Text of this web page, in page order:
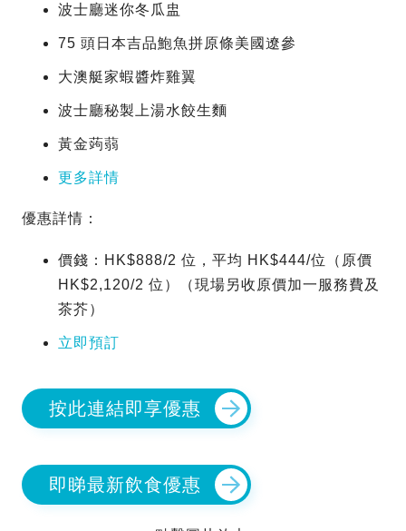
波士廳迷你冬瓜盅
75 頭日本吉品鮑魚拼原條美國遼參
大澳艇家蝦醬炸雞翼
波士廳秘製上湯水餃生麵
黃金蒟蒻
更多詳情
優惠詳情：
價錢：HK$888/2 位，平均 HK$444/位（原價
HK$2,120/2 位）（現場另收原價加一服務費及
茶芥）
立即預訂
按此連結即享優惠
即睇最新飲食優惠